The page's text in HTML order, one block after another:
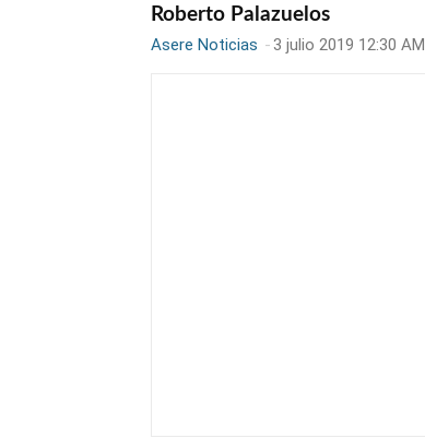
Roberto Palazuelos
Asere Noticias - 3 julio 2019 12:30 AM